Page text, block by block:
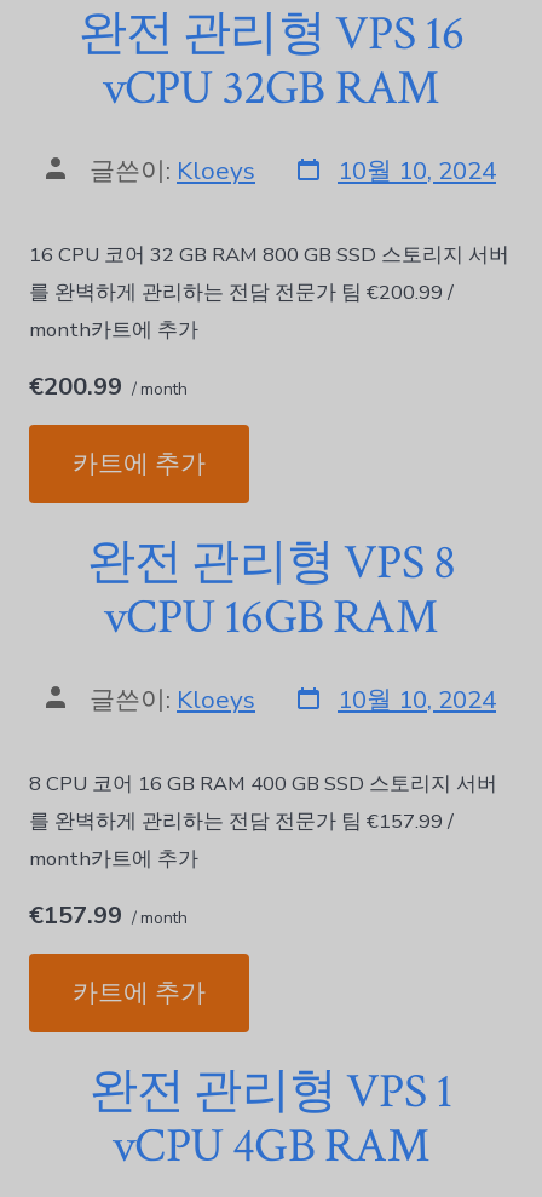
완전 관리형 VPS 16
vCPU 32GB RAM
글쓴이: Kloeys 10월 10, 2024
16 CPU 코어 32 GB RAM 800 GB SSD 스토리지 서버
를 완벽하게 관리하는 전담 전문가 팀 €200.99 /
month카트에 추가
€200.99 / month
카트에 추가
완전 관리형 VPS 8
vCPU 16GB RAM
글쓴이: Kloeys 10월 10, 2024
8 CPU 코어 16 GB RAM 400 GB SSD 스토리지 서버
를 완벽하게 관리하는 전담 전문가 팀 €157.99 /
month카트에 추가
€157.99 / month
카트에 추가
완전 관리형 VPS 1
vCPU 4GB RAM